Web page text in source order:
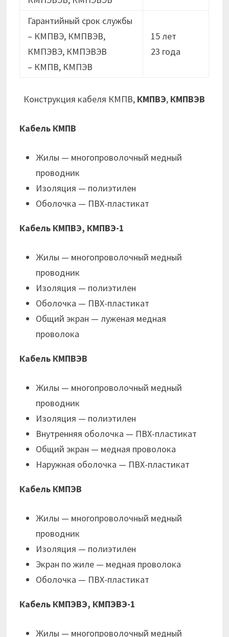
Гарантийный срок службы
– КМПВЭ, КМПВЭВ,
КМПЭВЭ, КМПЭВЭВ
– КМПВ, КМПЭВ
15 лет
23 годa
Конструкция кабеля КМПВ, КМПВЭ, КМПВЭВ
Кабель КМПВ
Жилы — многопроволочный медный
проводник
Изоляция — полиэтилен
Оболочка — ПВХ-пластикат
Кабель КМПВЭ, КМПВЭ-1
Жилы — многопроволочный медный
проводник
Изоляция — полиэтилен
Оболочка — ПВХ-пластикат
Общий экран — луженая медная
проволока
Кабель КМПВЭВ
Жилы — многопроволочный медный
проводник
Изоляция — полиэтилен
Внутренняя оболочка — ПВХ-пластикат
Общий экран — медная проволока
Наружная оболочка — ПВХ-пластикат
Кабель КМПЭВ
Жилы — многопроволочный медный
проводник
Изоляция — полиэтилен
Экран по жиле — медная проволока
Оболочка — ПВХ-пластикат
Кабель КМПЭВЭ, КМПЭВЭ-1
Жилы — многопроволочный медный